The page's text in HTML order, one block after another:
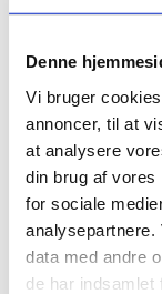
Denne
Vi bruger
annoncer, til at
at analysere
din brug af vores
for sociale
analysepartnere.
data med andre
de har indsamlet
Hammershøj
Rødding
Løvel
Vejrumbro
Mollerup
Kvorning
Du er her:
Forside -